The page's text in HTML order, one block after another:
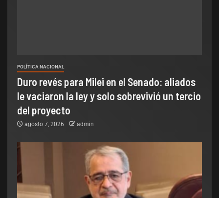
POLÍTICA NACIONAL
Duro revés para Milei en el Senado: aliados
le vaciaron la ley y solo sobrevivió un tercio
del proyecto
agosto 7, 2026 admin